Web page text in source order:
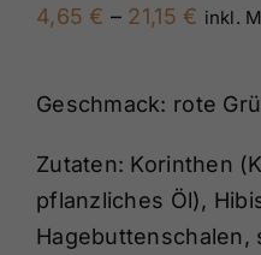
4,65€ – 21,15€ inkl.
Geschmack: rote
Zutaten: Korinthen
pflanzliches Öl),
Hagebuttenschalen,